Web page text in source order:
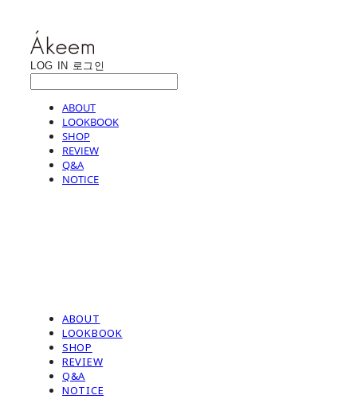
LOG IN 로그인
ABOUT
LOOKBOOK
SHOP
REVIEW
Q&A
NOTICE
ABOUT
LOOKBOOK
SHOP
REVIEW
Q&A
NOTICE